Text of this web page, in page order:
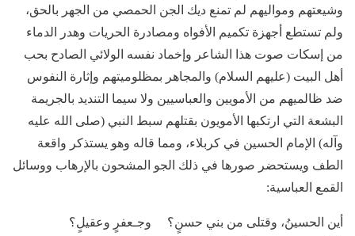
وشيعتهم ومواليهم لم تمنع ديك الجن الحمصي من الجهر بالحق،
ولم تستطع أجهزة تكميم الأفواه ومصادرة الحريات وهدر الدماء
من إسكات صوت هذا الشاعر وإخماد نفسه الولائي الصادح بحب
أهل البيت (عليهم السلام) والمجاهر بمظلوميتهم وإثارة النفوس
ضد ظالميهم من الأمويين والعباسيين ولا سيما التنديد بالجريمة
البشعة التي ارتكبها الأمويون بقتلهم سبط النبي (صلى الله عليه
وآله) الإمام الحسين في كربلاء، ومما قاله وهو يستذكر واقعة
الطف ويستحضر صورها في ذلك الجو المشحون بالإرهاب ووسائل
القمع العباسية:
أين الحسينُ، وقتلى من بني حسنٍ؟ وجـعفرٍ وعقيلٍ؟